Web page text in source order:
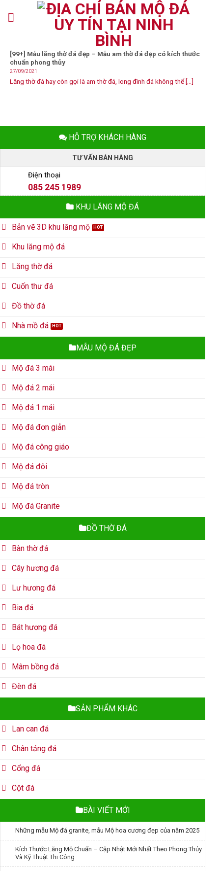
HỖ TRỢ KHÁCH HÀNG
TƯ VẤN BÁN HÀNG
Điện thoại
085 245 1989
KHU LĂNG MỘ ĐÁ
Bản vẽ 3D khu lăng mộ
Khu lăng mộ đá
Lăng thờ đá
Cuốn thư đá
Đồ thờ đá
Nhà mồ đá
MẪU MỘ ĐÁ ĐẸP
Mộ đá 3 mái
Mộ đá 2 mái
Mộ đá 1 mái
Mộ đá đơn giản
Mộ đá công giáo
Mộ đá đôi
Mộ đá tròn
Mộ đá Granite
ĐỒ THỜ ĐÁ
Bàn thờ đá
Cây hương đá
Lư hương đá
Bia đá
Bát hương đá
Lọ hoa đá
Mâm bồng đá
Đèn đá
SẢN PHẨM KHÁC
Lan can đá
Chân tảng đá
Cổng đá
Cột đá
BÀI VIẾT MỚI
Những mẫu Mộ đá granite, mẫu Mộ hoa cương đẹp của năm 2025
Kích Thước Lăng Mộ Chuẩn – Cập Nhật Mới Nhất Theo Phong Thủy
Và Kỹ Thuật Thi Công
[99+] Mẫu lăng thờ đá đẹp – Mẫu am thờ đá đẹp có kích thước
chuẩn phong thủy
27/09/2021
Lăng thờ đá hay còn gọi là am thờ đá, long đình đá không thể [...]